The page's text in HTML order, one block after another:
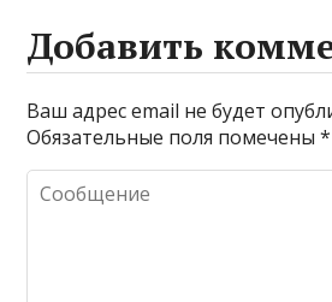
Добавить
Ваш адрес email не будет
Обязательные поля помечены*